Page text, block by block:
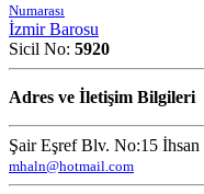
Numarası
İzmir Barosu
Sicil No: 5920
Adres ve İletişim Bilgileri
Şair Eşref Blv. No:15
mhaln@hotmail.com